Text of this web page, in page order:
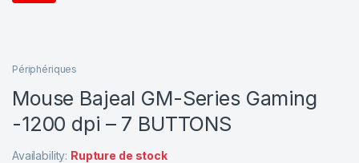
Périphériques
Mouse Bajeal GM-Series Gaming
-1200 dpi – 7 BUTTONS
Availability: Rupture de stock